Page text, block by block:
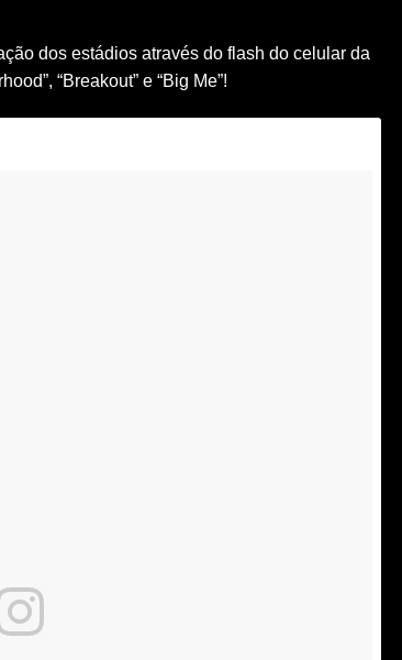
dos estádios através do flash do celular da
“Breakout” e “Big Me”!